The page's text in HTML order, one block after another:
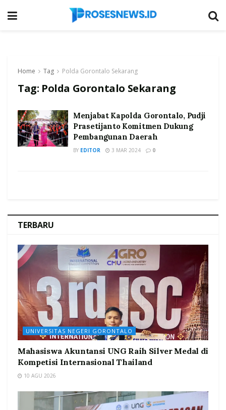
Home Tag Polda Gorontalo Sekarang
Tag: Polda Gorontalo Sekarang
Menjabat Kapolda Gorontalo, Pudji
Prasetijanto Komitmen Dukung
Pembangunan Daerah
BY EDITOR 3 MAR 2024 0
TERBARU
UNIVERSITAS NEGERI GORONTALO
Mahasiswa Akuntansi UNG Raih Silver Medal di
Kompetisi Internasional Thailand
10 AGU 2026